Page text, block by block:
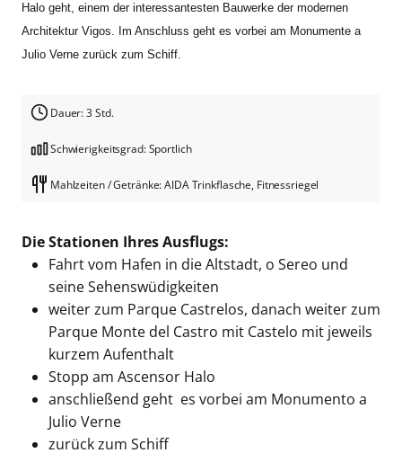
Halo geht, einem der interessantesten Bauwerke der modernen
Architektur Vigos. Im Anschluss geht es vorbei am Monumente a
Julio Verne zurück zum Schiff.
Dauer: 3 Std.
Schwierigkeitsgrad: Sportlich
Mahlzeiten / Getränke: AIDA Trinkflasche, Fitnessriegel
Die Stationen Ihres Ausflugs:
Fahrt vom Hafen in die Altstadt, o Sereo und
seine Sehenswüdigkeiten
weiter zum Parque Castrelos, danach weiter zum
Parque Monte del Castro mit Castelo mit jeweils
kurzem Aufenthalt
Stopp am Ascensor Halo
anschließend geht es vorbei am Monumento a
Julio Verne
zurück zum Schiff